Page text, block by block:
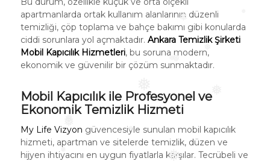
❅
❅
❅
❅
❅ ❅
❅
apartmanlarda ortak kullanım alanlarının düzenli
temizliği, çöp toplama ve bahçe bakımı gibi konularda
ciddi sorunlara yol açmaktadır. Ankara Temizlik Şirketi
Mobil Kapıcılık Hizmetleri, bu soruna modern,
ekonomik ve güvenilir bir çözüm sunmaktadır.
Mobil Kapıcılık ile Profesyonel ve
Ekonomik Temizlik Hizmeti
My Life Vizyon güvencesiyle sunulan mobil kapıcılık
hizmeti, apartman ve sitelerde temizlik, düzen ve
hijyen ihtiyacını en uygun fiyatlarla karşılar. Tecrübeli ve